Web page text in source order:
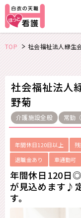
TOP 社会福祉法人緑生
社会福祉法人
野菊
介護施設全般 常勤
年間休日120日以上
退職金あり
車通勤可
年間休日120日
が見込めます♪
す。